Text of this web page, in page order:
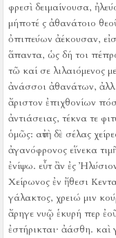
φρεσὶ δειμαίνουσα,
μήποτέ ς ἀθανάτοιο
ὀπιπεύων ἀέκουσαν,
ἅπαντα, ὡς δή τοι
τῶ καί σε λιλαιόμενος
ἀνάσσοι ἀθανάτων, ἀλλ
ἄριστον ἐπιχθονίων
ἀντιάσειας, τέκνα τε
ὁμῶς: αὐτὴ δὲ σέλας
ἀγανόφρονος εἵνεκα
ἐνίψω. εὖτ ἂν ἐς
Χείρωνος ἐν ἤθεσι
γάλακτος, χρειώ μιν
ἄρηγε νυῷ ἑκυρή περ
ἐστήρικται· ἀάσθη. καὶ